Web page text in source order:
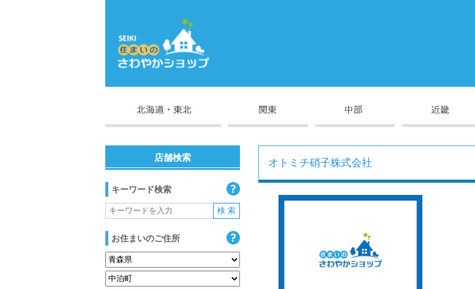
オトミチ硝子株式会社
店舗検索
キーワード検索
お住まいのご住所